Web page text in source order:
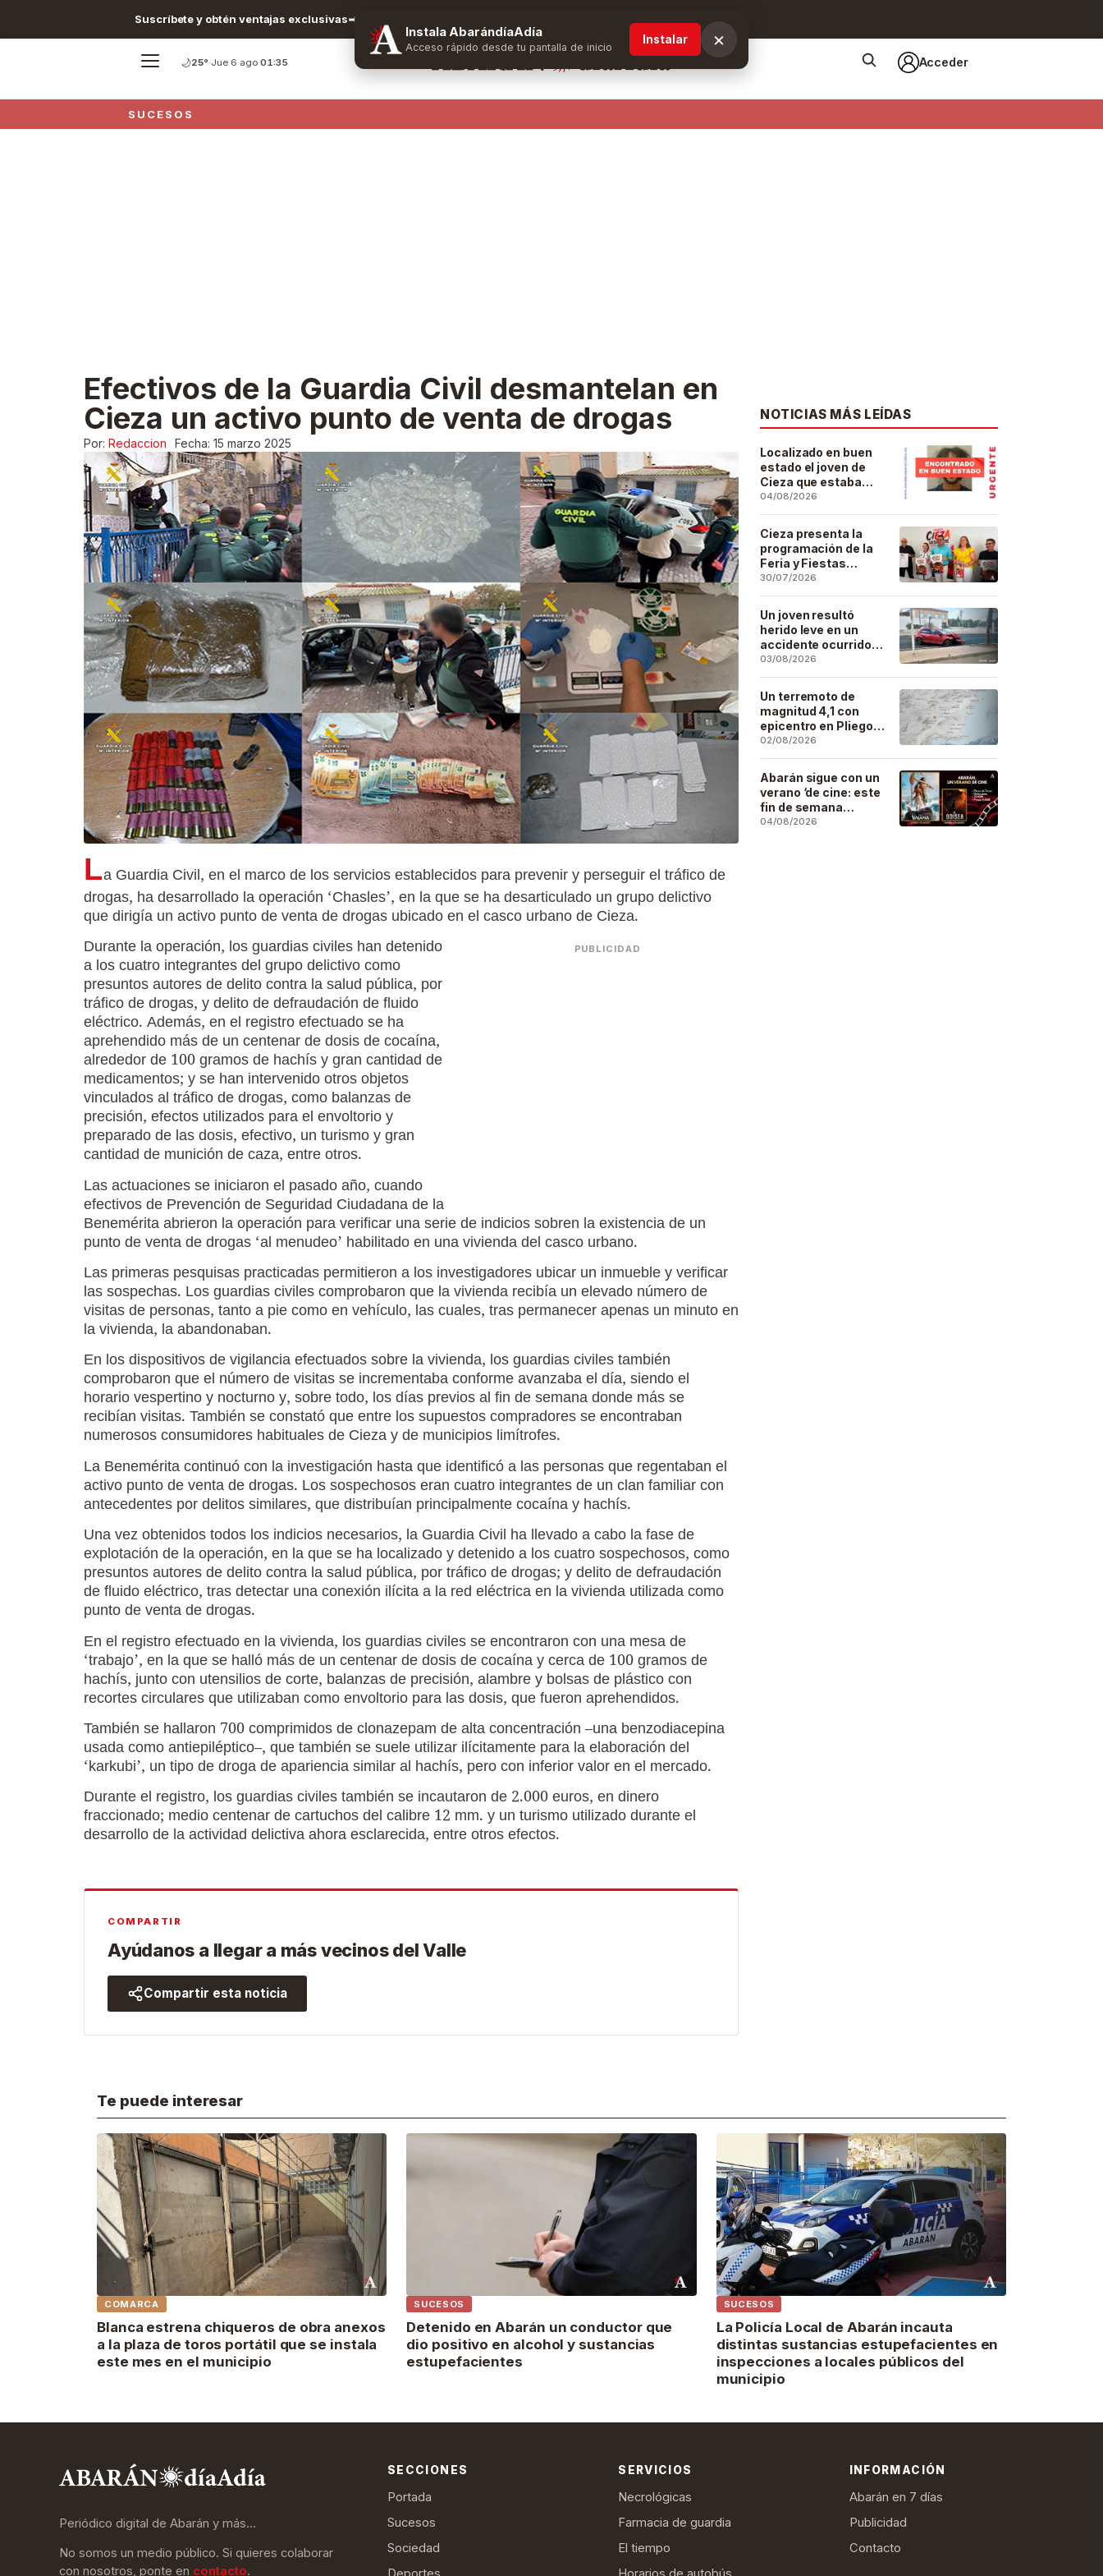
Suscríbete y obtén ventajas exclusivas
🌙25°·Jue 6 ago·01:35 Acceder
SUCESOS
Efectivos de la Guardia Civil desmantelan en
Cieza un activo punto de venta de drogas
Por: Redaccion Fecha: 15 marzo 2025
La Guardia Civil, en el marco de los servicios establecidos para prevenir y perseguir el tráfico de
drogas, ha desarrollado la operación ‘Chasles’, en la que se ha desarticulado un grupo delictivo
que dirigía un activo punto de venta de drogas ubicado en el casco urbano de Cieza.
PUBLICIDAD
Durante la operación, los guardias civiles han detenido
a los cuatro integrantes del grupo delictivo como
presuntos autores de delito contra la salud pública, por
tráfico de drogas, y delito de defraudación de fluido
eléctrico. Además, en el registro efectuado se ha
aprehendido más de un centenar de dosis de cocaína,
alrededor de 100 gramos de hachís y gran cantidad de
medicamentos; y se han intervenido otros objetos
vinculados al tráfico de drogas, como balanzas de
precisión, efectos utilizados para el envoltorio y
preparado de las dosis, efectivo, un turismo y gran
cantidad de munición de caza, entre otros.
Las actuaciones se iniciaron el pasado año, cuando
efectivos de Prevención de Seguridad Ciudadana de la
Benemérita abrieron la operación para verificar una serie de indicios sobren la existencia de un
punto de venta de drogas ‘al menudeo’ habilitado en una vivienda del casco urbano.
Las primeras pesquisas practicadas permitieron a los investigadores ubicar un inmueble y verificar
las sospechas. Los guardias civiles comprobaron que la vivienda recibía un elevado número de
visitas de personas, tanto a pie como en vehículo, las cuales, tras permanecer apenas un minuto en
la vivienda, la abandonaban.
En los dispositivos de vigilancia efectuados sobre la vivienda, los guardias civiles también
comprobaron que el número de visitas se incrementaba conforme avanzaba el día, siendo el
horario vespertino y nocturno y, sobre todo, los días previos al fin de semana donde más se
recibían visitas. También se constató que entre los supuestos compradores se encontraban
numerosos consumidores habituales de Cieza y de municipios limítrofes.
La Benemérita continuó con la investigación hasta que identificó a las personas que regentaban el
activo punto de venta de drogas. Los sospechosos eran cuatro integrantes de un clan familiar con
antecedentes por delitos similares, que distribuían principalmente cocaína y hachís.
Una vez obtenidos todos los indicios necesarios, la Guardia Civil ha llevado a cabo la fase de
explotación de la operación, en la que se ha localizado y detenido a los cuatro sospechosos, como
presuntos autores de delito contra la salud pública, por tráfico de drogas; y delito de defraudación
de fluido eléctrico, tras detectar una conexión ilícita a la red eléctrica en la vivienda utilizada como
punto de venta de drogas.
En el registro efectuado en la vivienda, los guardias civiles se encontraron con una mesa de
‘trabajo’, en la que se halló más de un centenar de dosis de cocaína y cerca de 100 gramos de
hachís, junto con utensilios de corte, balanzas de precisión, alambre y bolsas de plástico con
recortes circulares que utilizaban como envoltorio para las dosis, que fueron aprehendidos.
También se hallaron 700 comprimidos de clonazepam de alta concentración –una benzodiacepina
usada como antiepiléptico–, que también se suele utilizar ilícitamente para la elaboración del
‘karkubi’, un tipo de droga de apariencia similar al hachís, pero con inferior valor en el mercado.
Durante el registro, los guardias civiles también se incautaron de 2.000 euros, en dinero
fraccionado; medio centenar de cartuchos del calibre 12 mm. y un turismo utilizado durante el
desarrollo de la actividad delictiva ahora esclarecida, entre otros efectos.
COMPARTIR
Ayúdanos a llegar a más vecinos del Valle
Compartir esta noticia
NOTICIAS MÁS LEÍDAS
Localizado en buen
estado el joven de
Cieza que estaba
desaparecido desde
el pasado 29 de julio
04/08/2026
Cieza presenta la
programación de la
Feria y Fiestas
Patronales de San
Bartolomé 2026
30/07/2026
Un joven resultó
herido leve en un
accidente ocurrido
este lunes en la
barriada de San José
Artesano
03/08/2026
Un terremoto de
magnitud 4,1 con
epicentro en Pliego
se deja sentir en
buena parte de la
región
02/08/2026
Abarán sigue con un
verano ‘de cine: este
fin de semana
Vaiana… y después,
04/08/2026
Te puede interesar
COMARCA
Blanca estrena chiqueros de obra anexos
a la plaza de toros portátil que se instala
este mes en el municipio
SUCESOS
Detenido en Abarán un conductor que
dio positivo en alcohol y sustancias
estupefacientes
SUCESOS
La Policía Local de Abarán incauta
distintas sustancias estupefacientes en
inspecciones a locales públicos del
municipio
Periódico digital de Abarán y más…
No somos un medio público. Si quieres colaborar
con nosotros, ponte en contacto.
SECCIONES
Portada
Sucesos
Sociedad
SERVICIOS
Necrológicas
Farmacia de guardia
El tiempo
INFORMACIÓN
Abarán en 7 días
Publicidad
Contacto
Instala AbarándíaAdía
Acceso rápido desde tu pantalla de inicio
Instalar ×